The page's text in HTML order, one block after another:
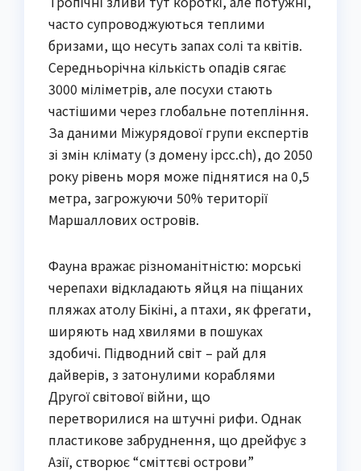
часто супроводжуються теплими
бризами, що несуть запах солі та квітів.
Середньорічна кількість опадів сягає
3000 міліметрів, але посухи стають
частішими через глобальне потепління.
За даними Міжурядової групи експертів
зі змін клімату (з домену ipcc.ch), до 2050
року рівень моря може піднятися на 0,5
метра, загрожуючи 50% території
Маршаллових островів.
Фауна вражає різноманітністю: морські
черепахи відкладають яйця на піщаних
пляжах атолу Бікіні, а птахи, як фрегати,
ширяють над хвилями в пошуках
здобичі. Підводний світ – рай для
дайверів, з затонулими кораблями
Другої світової війни, що
перетворилися на штучні рифи. Однак
пластикове забруднення, що дрейфує з
Азії, створює “сміттєві острови”